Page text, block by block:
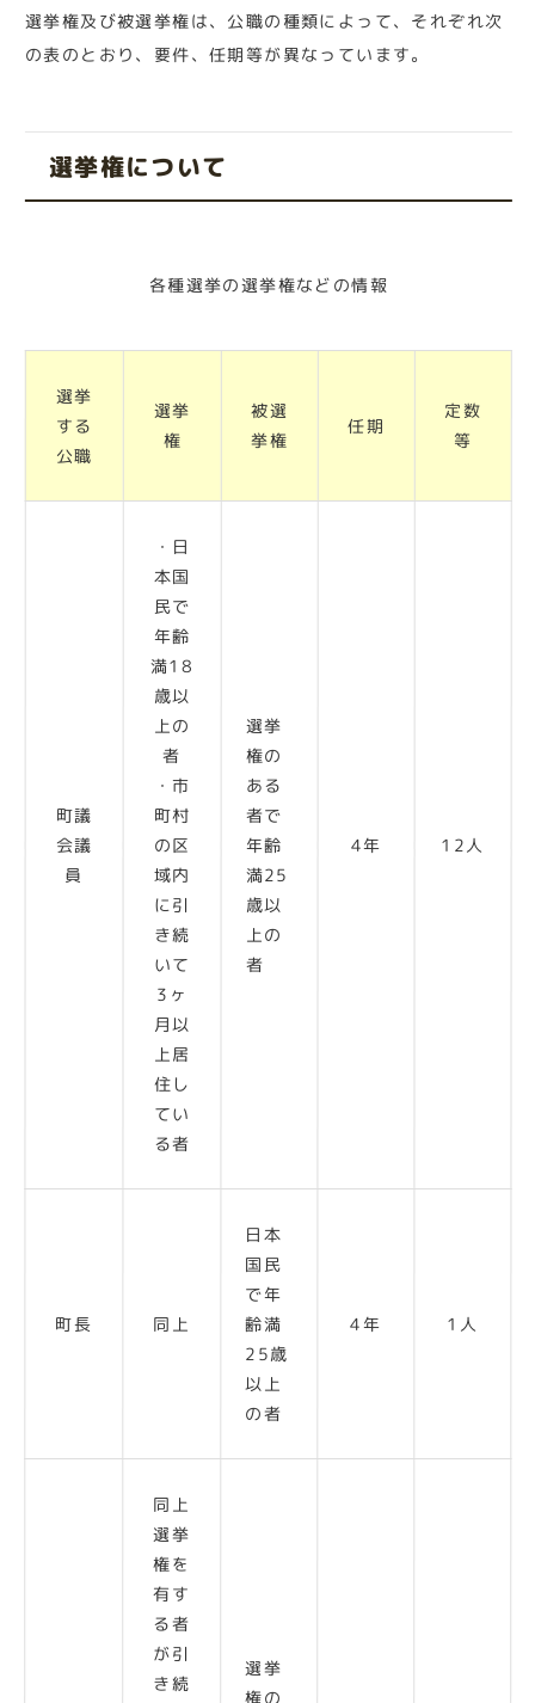
選挙権及び被選挙権は、公職の種類によって、それぞれ次
の表のとおり、要件、任期等が異なっています。
選挙権について
各種選挙の選挙権などの情報
選挙
する
公職
選挙
権
被選
挙権
任期
定数
等
町議
会議
員
・日
本国
民で
年齢
満18
歳以
上の
者
・市
町村
の区
域内
に引
き続
いて
3ヶ
月以
上居
住し
てい
る者
選挙
権の
ある
者で
年齢
満25
歳以
上の
者
4年 12人
町長 同上
日本
国民
で年
齢満
25歳
以上
の者
4年 1人
同上
選挙
権を
有す
る者
が引
き続
選挙
権の